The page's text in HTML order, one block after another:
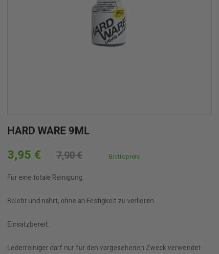
HARD WARE 9ML
3,95 € 7,90 € Bruttopreis
Für eine totale Reinigung.
Belebt und nährt, ohne an Festigkeit zu verlieren.
Einsatzbereit.
Lederreiniger darf nur für den vorgesehenen Zweck verwendet